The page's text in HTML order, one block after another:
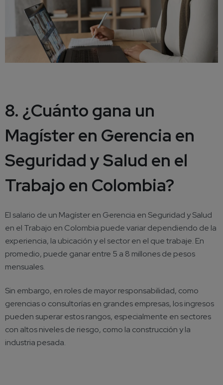
8. ¿Cuánto gana un
Magíster en Gerencia en
Seguridad y Salud en el
Trabajo en Colombia?
El salario de un Magíster en Gerencia en Seguridad y Salud
en el Trabajo en Colombia puede variar dependiendo de la
experiencia, la ubicación y el sector en el que trabaje. En
promedio, puede ganar entre 5 a 8 millones de pesos
mensuales.
Sin embargo, en roles de mayor responsabilidad, como
gerencias o consultorías en grandes empresas, los ingresos
pueden superar estos rangos, especialmente en sectores
con altos niveles de riesgo, como la construcción y la
industria pesada.